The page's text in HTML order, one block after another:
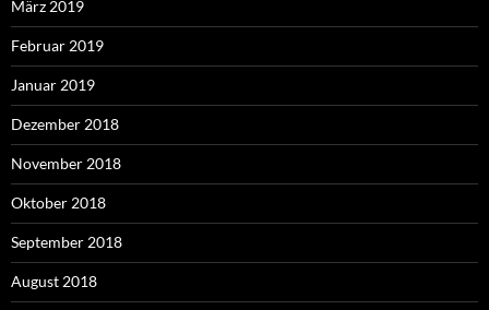
März 2019
Februar 2019
Januar 2019
Dezember 2018
November 2018
Oktober 2018
September 2018
August 2018